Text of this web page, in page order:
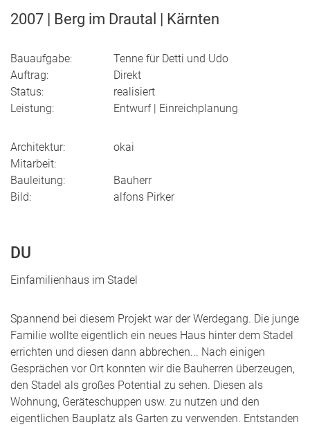
2007 | Berg im Drautal | Kärnten
Bauaufgabe:
Auftrag:
Status:
Leistung:
Tenne für Detti und Udo
Direkt
realisiert
Entwurf | Einreichplanung
Architektur:
Mitarbeit:
Bauleitung:
Bild:
okai
Bauherr
alfons Pirker
DU
Einfamilienhaus im Stadel
Spannend bei diesem Projekt war der Werdegang. Die junge
Familie wollte eigentlich ein neues Haus hinter dem Stadel
errichten und diesen dann abbrechen... Nach einigen
Gesprächen vor Ort konnten wir die Bauherren überzeugen,
den Stadel als großes Potential zu sehen. Diesen als
Wohnung, Geräteschuppen usw. zu nutzen und den
eigentlichen Bauplatz als Garten zu verwenden. Entstanden